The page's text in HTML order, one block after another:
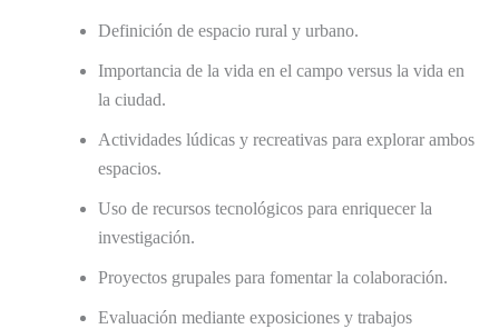
Definición de espacio rural y urbano.
Importancia de la vida en el campo versus la vida en
la ciudad.
Actividades lúdicas y recreativas para explorar ambos
espacios.
Uso de recursos tecnológicos para enriquecer la
investigación.
Proyectos grupales para fomentar la colaboración.
Evaluación mediante exposiciones y trabajos